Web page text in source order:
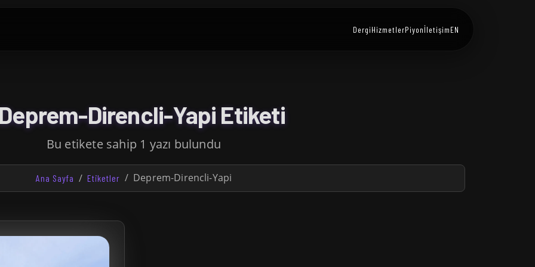
DergiHizmetlerPiyonİletişimEN
Direncli-Yapi Etiketi
Bu etikete sahip 1 yazı bulundu
Ana Sayfa Etiketler Deprem-Direncli-Yapi